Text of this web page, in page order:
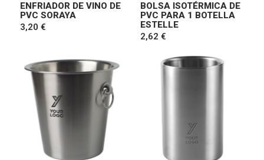
ENFRIADOR DE VINO DE
PVC SORAYA
3,20 €
BOLSA ISOTÉRMICA DE
PVC PARA 1 BOTELLA
ESTELLE
2,62 €